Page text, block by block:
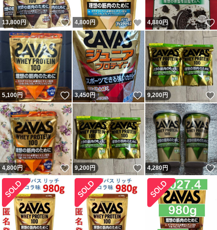
13,800円 いいね！
4,800円 いいね！
4,880円
5,100円 いいね！
3,450円 いいね！
9,200円
4,800円 いいね！
9,200円 いいね！
4,280円